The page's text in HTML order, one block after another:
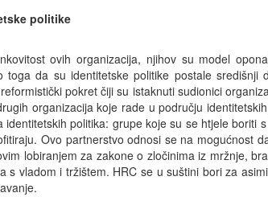
politike
ovih organizacija, njihov su model
da su identitetske politike postale središnji
pokret čiji su istaknuti sudionici
organizacija koje rade u području
identitetskih politika: grupe koje su se htjele
Ovo partnerstvo odnosi se na mogućnost
lobiranjem za zakone o zločinima iz mržnje,
s vladom i tržištem. HRC se u suštini bori za